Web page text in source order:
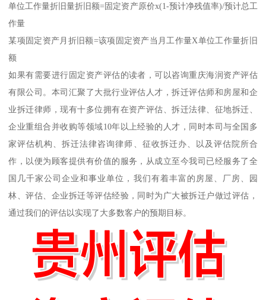
单位工作量折旧量折旧额=固定资产原价x(1-预计净残值率)/预计总工
作量
某项固定资产月折旧额=该项固定资产当月工作量X单位工作量折旧
额
如果有需要进行固定资产评估的读者，可以咨询重庆海润资产评估
有限公司。本司汇聚了大批行业评估人才，拆迁评估师和房屋和企
业拆迁律师，现有十多位拥有在资产评估、拆迁法律、征地拆迁、
企业重组合并收购等领域10年以上经验的人才，同时本司与全国多
家评估机构、拆迁法律咨询律师、征收拆迁办、以及评估院所合
作，以便为顾客提供有价值的服务，从成立至今我司已经服务了全
国几千家公司企业和事业单位，我们有着丰富的房屋、厂房、园
林、评估、企业拆迁等评估经验，同时为广大被拆迁户做过评估，
通过我们的评估以实现了大多数客户的预期目标。